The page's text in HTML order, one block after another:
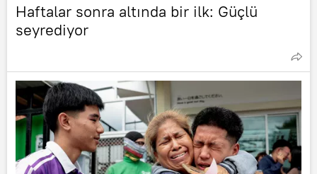
Haftalar sonra altında bir ilk: Güçlü
seyrediyor